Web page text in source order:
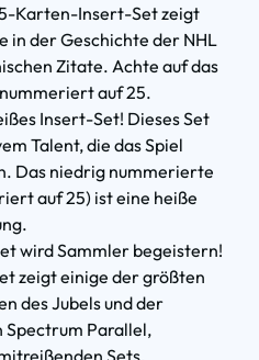
Karten-Insert-Set zeigt
in der Geschichte der NHL
Zitate. Achte auf das
auf 25.
Insert-Set! Dieses Set
Talent, die das Spiel
Das niedrig nummerierte
auf 25) ist eine heiße
wird Sammler begeistern!
zeigt einige der größten
des Jubels und der
Spectrum Parallel,
Sets.